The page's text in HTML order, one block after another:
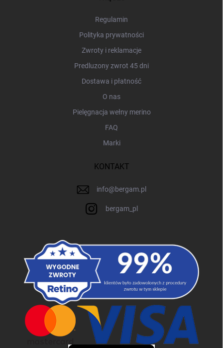
Regulamin
Polityka prywatności
Zwroty i reklamacje
Predluzony zwrot 45 dni
Dostawa i płatność
O nas
Pielęgnacja wełny merino
FAQ
Marki
KONTAKT
info@bergam.pl
bergam_pl